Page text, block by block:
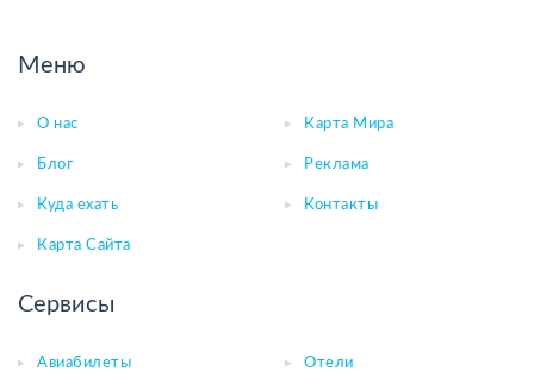
Меню
О нас Карта Мира
Блог Реклама
Куда ехать Контакты
Карта Сайта
Сервисы
Авиабилеты Отели